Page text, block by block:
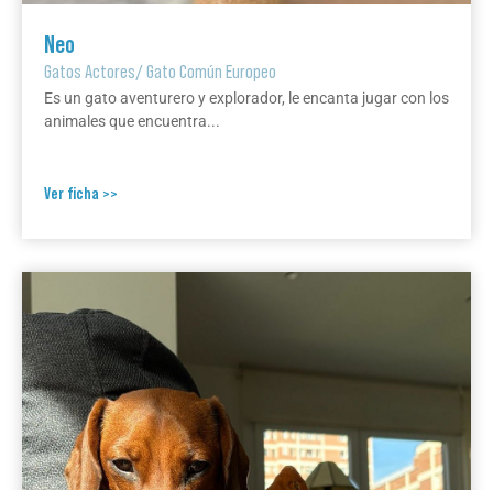
Neo
Gatos Actores/Gato Común Europeo
Es un gato aventurero y explorador, le encanta jugar con los
animales que encuentra...
Ver ficha >>